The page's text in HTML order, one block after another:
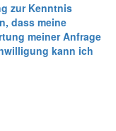
zur Kenntnis
dass meine
meiner Anfrage
kann ich